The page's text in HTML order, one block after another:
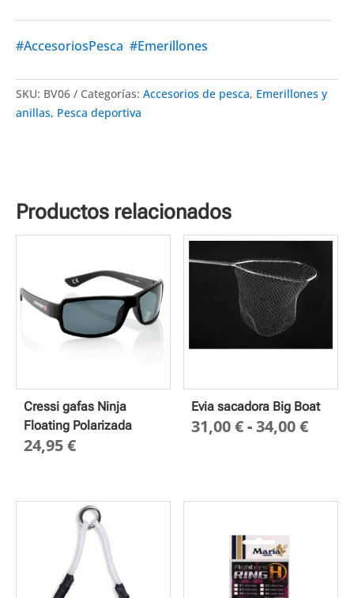
#AccesoriosPesca #Emerillones
SKU: BV06 Categorías: Accesorios de pesca, Emerillones y
anillas, Pesca deportiva
Productos relacionados
Cressi gafas Ninja
Floating Polarizada
24,95€
Evia sacadora Big Boat
31,00€-34,00€
31,00